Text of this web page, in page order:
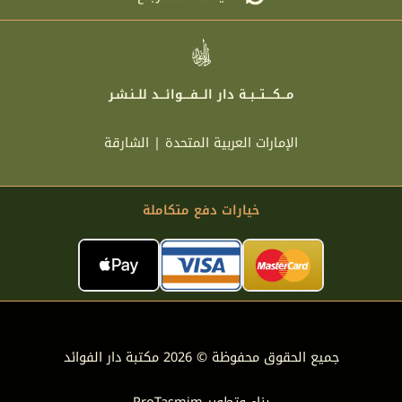
مـــكــــتـــبــة دار الـــفــــوائـــد للــنـشـر
الإمارات العربية المتحدة | الشارقة
خيارات دفع متكاملة
جميع الحقوق محفوظة © 2026 مكتبة دار الفوائد